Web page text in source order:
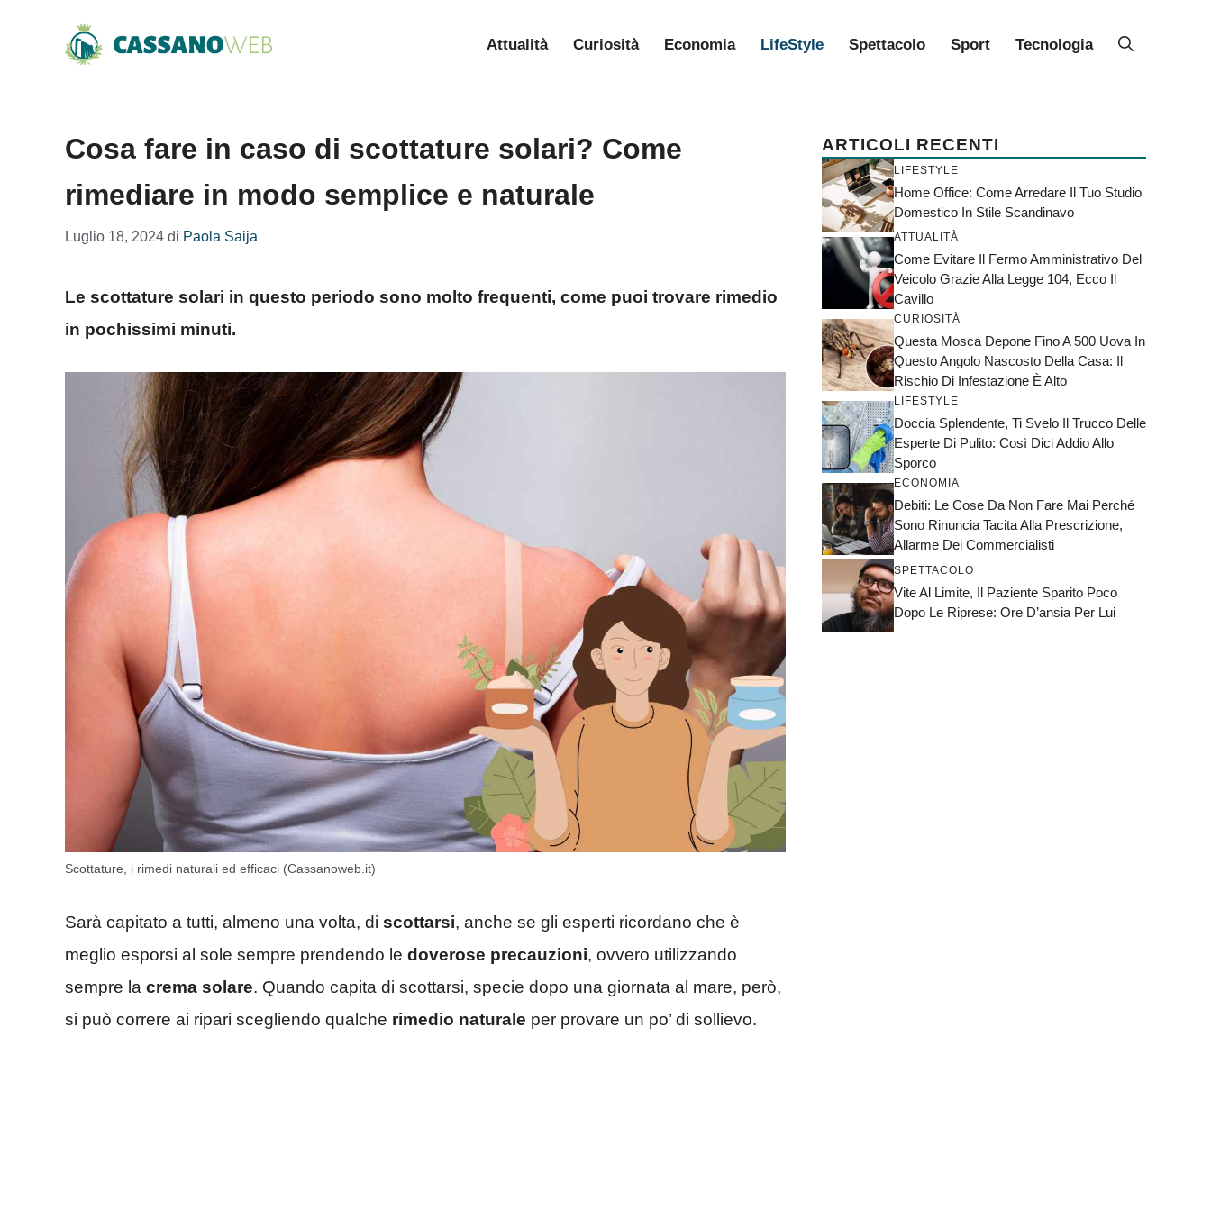
Attualità Curiosità Economia LifeStyle Spettacolo Sport Tecnologia
Cosa fare in caso di scottature solari? Come
rimediare in modo semplice e naturale
Luglio 18, 2024 di Paola Saija
Le scottature solari in questo periodo sono molto frequenti, come puoi trovare rimedio
in pochissimi minuti.
Scottature, i rimedi naturali ed efficaci (Cassanoweb.it)
Sarà capitato a tutti, almeno una volta, di scottarsi, anche se gli esperti ricordano che è
meglio esporsi al sole sempre prendendo le doverose precauzioni, ovvero utilizzando
sempre la crema solare. Quando capita di scottarsi, specie dopo una giornata al mare, però,
si può correre ai ripari scegliendo qualche rimedio naturale per provare un po’ di sollievo.
ARTICOLI RECENTI
LIFESTYLE
Home Office: Come Arredare Il Tuo Studio
Domestico In Stile Scandinavo
ATTUALITÀ
Come Evitare Il Fermo Amministrativo Del
Veicolo Grazie Alla Legge 104, Ecco Il
Cavillo
CURIOSITÀ
Questa Mosca Depone Fino A 500 Uova In
Questo Angolo Nascosto Della Casa: Il
Rischio Di Infestazione È Alto
LIFESTYLE
Doccia Splendente, Ti Svelo Il Trucco Delle
Esperte Di Pulito: Così Dici Addio Allo
Sporco
ECONOMIA
Debiti: Le Cose Da Non Fare Mai Perché
Sono Rinuncia Tacita Alla Prescrizione,
Allarme Dei Commercialisti
SPETTACOLO
Vite Al Limite, Il Paziente Sparito Poco
Dopo Le Riprese: Ore D’ansia Per Lui